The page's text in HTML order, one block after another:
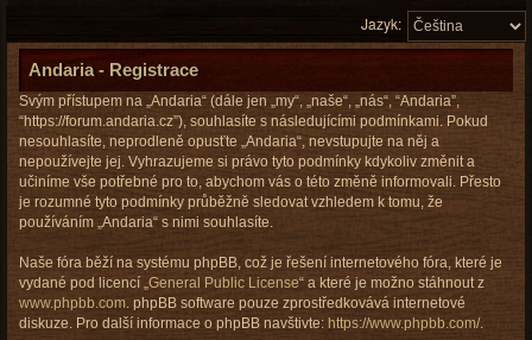
l
Jazyk:
Andaria - Registrace
Svým přístupem na „Andaria“ (dále jen „my“, „naše“, „nás“, “Andaria”,
“https://forum.andaria.cz”), souhlasíte s následujícími podmínkami. Pokud
nesouhlasíte, neprodleně opusťte „Andaria“, nevstupujte na něj a
nepoužívejte jej. Vyhrazujeme si právo tyto podmínky kdykoliv změnit a
učiníme vše potřebné pro to, abychom vás o této změně informovali. Přesto
je rozumné tyto podmínky průběžně sledovat vzhledem k tomu, že
používáním „Andaria“ s nimi souhlasíte.
Naše fóra běží na systému phpBB, což je řešení internetového fóra, které je
vydané pod licencí „General Public License“ a které je možno stáhnout z
www.phpbb.com. phpBB software pouze zprostředkovává internetové
diskuze. Pro další informace o phpBB navštivte: https://www.phpbb.com/.